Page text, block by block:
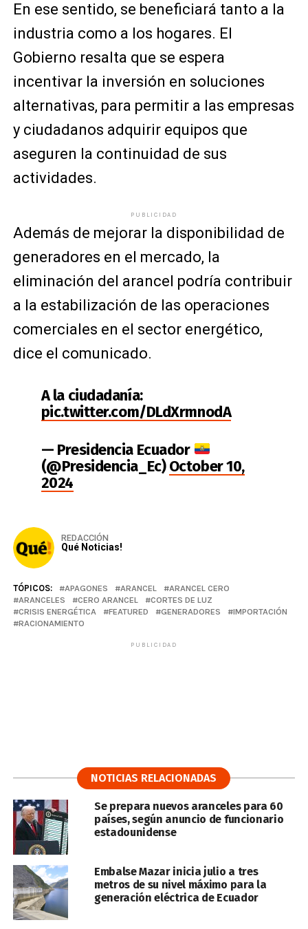
En ese sentido, se beneficiará tanto a la
industria como a los hogares. El
Gobierno resalta que se espera
incentivar la inversión en soluciones
alternativas, para permitir a las empresas
y ciudadanos adquirir equipos que
aseguren la continuidad de sus
actividades.
PUBLICIDAD
Además de mejorar la disponibilidad de
generadores en el mercado, la
eliminación del arancel podría contribuir
a la estabilización de las operaciones
comerciales en el sector energético,
dice el comunicado.
A la ciudadanía:
pic.twitter.com/DLdXrmnodA
— Presidencia Ecuador
(@Presidencia_Ec)October 10,
2024
REDACCIÓN
Qué Noticias!
TÓPICOS: APAGONES ARANCEL
ARANCEL CERO
ARANCELES
CERO ARANCEL
CORTES DE LUZ
CRISIS ENERGÉTICA
FEATURED GENERADORES
IMPORTACIÓN
RACIONAMIENTO
PUBLICIDAD
NOTICIAS RELACIONADAS
Se prepara nuevos aranceles para 60
países, según anuncio de funcionario
estadounidense
Embalse Mazar inicia julio a tres
metros de su nivel máximo para la
generación eléctrica de Ecuador